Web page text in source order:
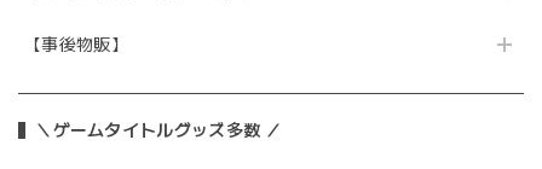
【事後物販】
＼ゲームタイトルグッズ多数 ／